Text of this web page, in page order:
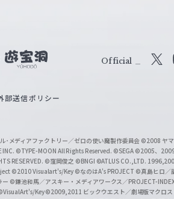
Official
部送信ポリシー
･メディアファクトリー／ゼロの使い魔製作委員会 ©2008 ヤマ
INC. ©TYPE-MOON All Rights Reserved. ©SEGA ©2005、
RESERVED. ©窪岡俊之 ©BNGI ©ATLUS CO.,LTD.
©2010 Visualart's/Key ©なのはA's PROJECT ©真島ヒロ／
ー ©鎌池和馬／アスキー・メディアワークス／PROJECT-
Key©2009,2011 ビックウエスト／劇場版マクロ